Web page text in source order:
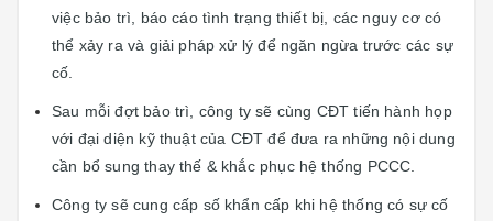
việc bảo trì, báo cáo tình trạng thiết bị, các nguy cơ có
thể xảy ra và giải pháp xử lý để ngăn ngừa trước các sự
cố.
Sau mỗi đợt bảo trì, công ty sẽ cùng CĐT tiến hành họp
với đại diện kỹ thuật của CĐT để đưa ra những nội dung
cần bổ sung thay thế & khắc phục hệ thống PCCC.
Công ty sẽ cung cấp số khẩn cấp khi hệ thống có sự cố